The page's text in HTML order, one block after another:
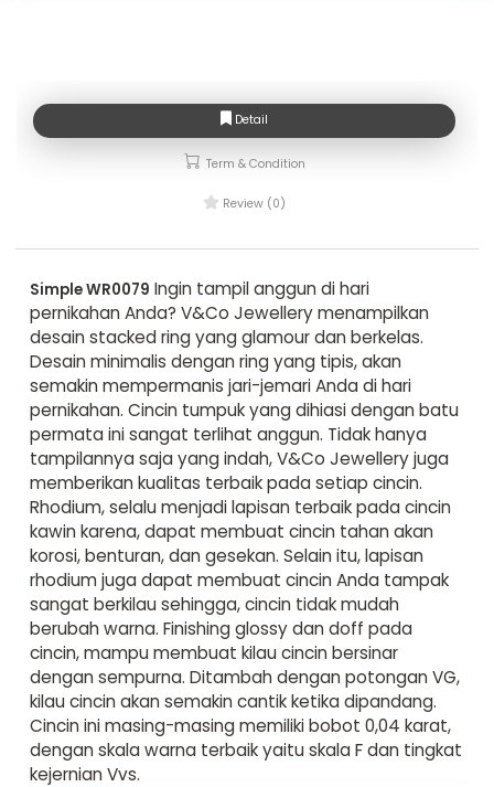
Detail
Term & Condition
Review (0)
Simple WR0079 Ingin tampil anggun di hari
pernikahan Anda? V&Co Jewellery menampilkan
desain stacked ring yang glamour dan berkelas.
Desain minimalis dengan ring yang tipis, akan
semakin mempermanis jari-jemari Anda di hari
pernikahan. Cincin tumpuk yang dihiasi dengan batu
permata ini sangat terlihat anggun. Tidak hanya
tampilannya saja yang indah, V&Co Jewellery juga
memberikan kualitas terbaik pada setiap cincin.
Rhodium, selalu menjadi lapisan terbaik pada cincin
kawin karena, dapat membuat cincin tahan akan
korosi, benturan, dan gesekan. Selain itu, lapisan
rhodium juga dapat membuat cincin Anda tampak
sangat berkilau sehingga, cincin tidak mudah
berubah warna. Finishing glossy dan doff pada
cincin, mampu membuat kilau cincin bersinar
dengan sempurna. Ditambah dengan potongan VG,
kilau cincin akan semakin cantik ketika dipandang.
Cincin ini masing-masing memiliki bobot 0,04 karat,
dengan skala warna terbaik yaitu skala F dan tingkat
kejernian Vvs.